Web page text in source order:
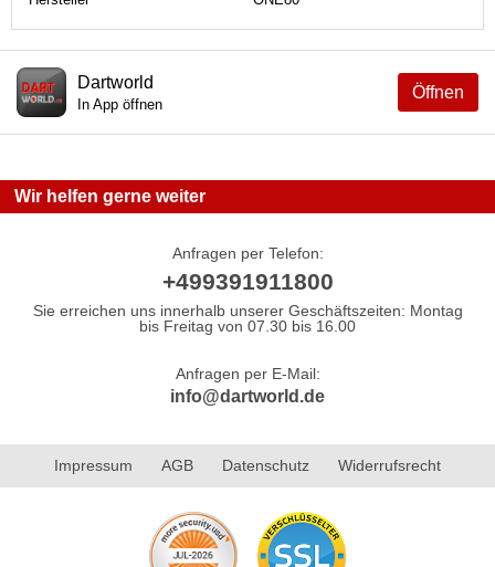
Öffnen
Dartworld
In App öffnen
Wir helfen gerne weiter
Anfragen per Telefon:
+499391911800
Sie erreichen uns innerhalb unserer Geschäftszeiten: Montag
bis Freitag von 07.30 bis 16.00
Anfragen per E-Mail:
info@dartworld.de
Impressum AGB Datenschutz Widerrufsrecht